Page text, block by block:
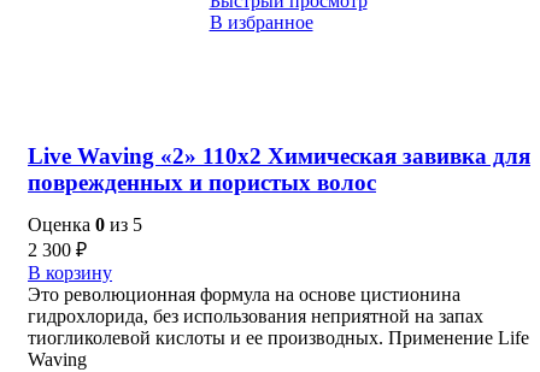
В избранное
Live Waving «2» 110х2 Химическая завивка для
поврежденных и пористых волос
Оценка 0 из 5
2 300 ₽
В корзину
Это революционная формула на основе цистионина
гидрохлорида, без использования неприятной на запах
тиогликолевой кислоты и ее производных. Применение Life
Waving